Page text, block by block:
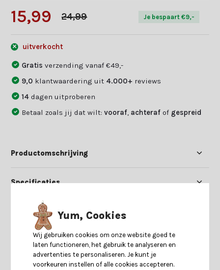
15,99 24,99 Je bespaart €9,-
uitverkocht
Gratisverzending vanaf €49,-
9,0 klantwaardering uit 4.000+ reviews
14dagen uitproberen
Betaal zoals jij dat wilt:vooraf achteraf of gespreid
Productomschrijving
Specificaties
Reviews Yum, Cookies
Wij gebruiken cookies om onze website goed te
laten functioneren, het gebruik te analyseren en
advertenties te personaliseren. Je kunt je
voorkeuren instellen of alle cookies accepteren.